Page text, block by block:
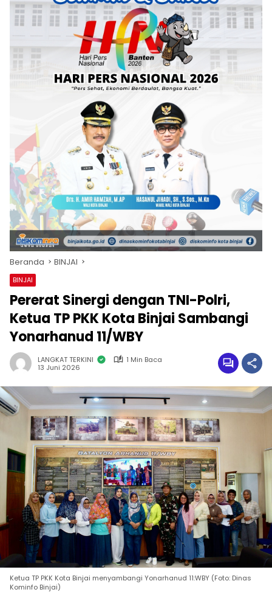
Beranda BINJAI
BINJAI
Pererat Sinergi dengan TNI-Polri,
Ketua TP PKK Kota Binjai Sambangi
Yonarhanud 11/WBY
LANGKAT TERKINI
1 Min Baca
13 Juni 2026
Ketua TP PKK Kota Binjai menyambangi Yonarhanud 11:WBY (Foto: Dinas
Kominfo Binjai)